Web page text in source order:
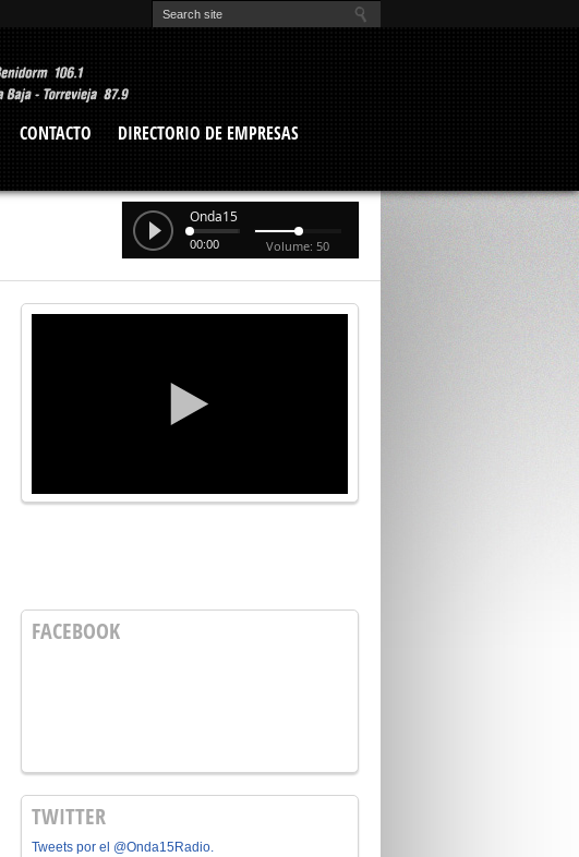
CONTACTO
DIRECTORIO DE EMPRESAS
Onda15
00:00 Volume: 50
FACEBOOK
TWITTER
Tweets por el @Onda15Radio.